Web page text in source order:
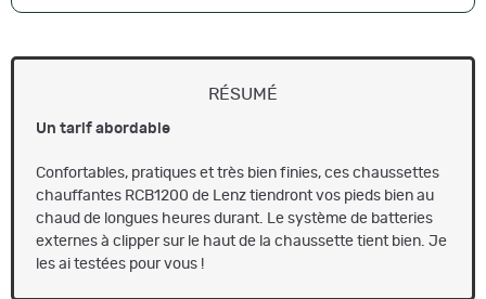
RÉSUMÉ
Un tarif abordable
Confortables, pratiques et très bien finies, ces chaussettes
chauffantes RCB1200 de Lenz tiendront vos pieds bien au
chaud de longues heures durant. Le système de batteries
externes à clipper sur le haut de la chaussette tient bien. Je
les ai testées pour vous !